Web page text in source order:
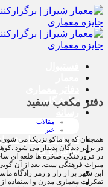
پرش
به
محتوا
نمایشگاه
مقالات
خبر
تاریخچه معمار‌‌ شیراز
تماس با ما
دفتر مکعب سفید
همچنان که به ماکو نزدیک می
در برابر دیدگان پدیدار می شود
در فرورفتگی صخره ها قلعه ای
میراث فرهنگی ست. بعد از آن گویی
تفکرات معماری مدرن و استفاده از